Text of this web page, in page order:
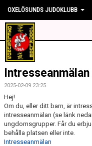
OXELÖSUNDS JUDOKLUBB
HEM
NYHETER
OM KLUBBEN
TRÄNINGSTIDER
TÄVLING
2025-02-09 23:25
Hej!
Om du, eller ditt barn, är
intresseanmälan (se länk
ungdomsgrupper. Får du
behålla platsen eller inte.
Intresseanmälan